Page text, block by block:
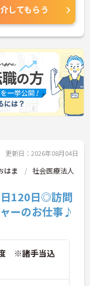
です
にお
してもらう
更新日：2026年08月04日
はま
社会医療法人
日120日◎訪問
ーのお仕事♪
※諸手当込